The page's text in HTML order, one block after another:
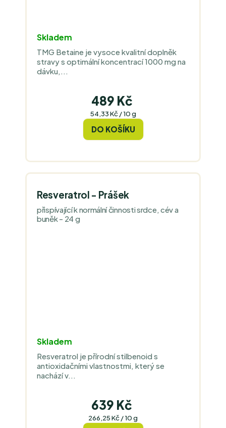
Skladem
TMG Betaine je vysoce kvalitní doplněk
stravy s optimální koncentrací 1000 mg na
dávku,...
489 Kč
Měrná
54,33 Kč / 10 g
DO KOŠÍKU
Resveratrol - Prášek
přispívající k normální činnosti srdce, cév a
buněk - 24 g
Skladem
Resveratrol je přírodní stilbenoid s
antioxidačními vlastnostmi, který se
nachází v...
639 Kč
Měrná
266,25 Kč / 10 g